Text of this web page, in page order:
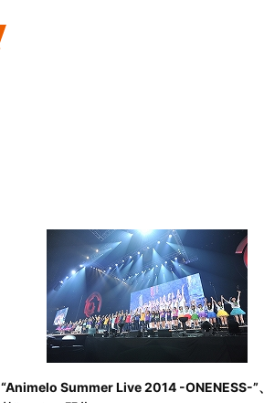
“Animelo Summer Live 2014 -ONENESS-”